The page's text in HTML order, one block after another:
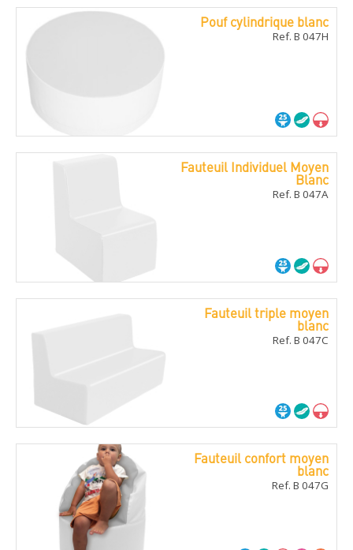
Pouf cylindrique blanc
Ref. B 047H
Fauteuil Individuel Moyen
Blanc
Ref. B 047A
Fauteuil triple moyen
blanc
Ref. B 047C
Fauteuil confort moyen
blanc
Ref. B 047G